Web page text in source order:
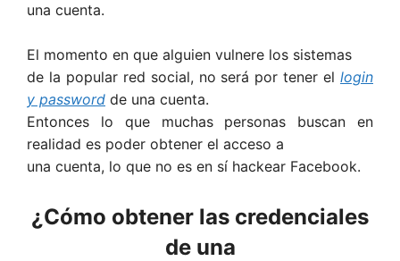
una cuenta.
El momento en que alguien vulnere los sistemas
de la popular red social, no será por tener el login
y password de una cuenta.
Entonces lo que muchas personas buscan en
realidad es poder obtener el acceso a
una cuenta, lo que no es en sí hackear Facebook.
¿Cómo obtener las credenciales
de una